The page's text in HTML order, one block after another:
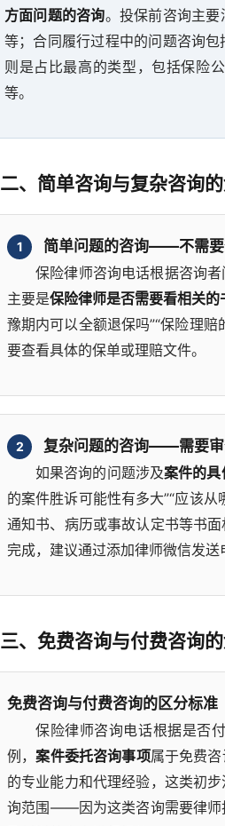
方面问题的咨询。投保前咨询主
等；合同履行过程中的问题咨询
则是占比最高的类型，包括保险
等。
二、简单咨询与复杂咨询
1
简单问题的咨询——不需要
保险律师咨询电话根据咨询
主要是保险律师是否需要看相关的
豫期内可以全额退保吗”“保险理
要查看具体的保单或理赔文件。
2
复杂问题的咨询——需要审
如果咨询的问题涉及案件的
的案件胜诉可能性有多大”“应该
通知书、病历或事故认定书等书
完成，建议通过添加律师微信发送
三、免费咨询与付费咨询
免费咨询与付费咨询的区分标准
保险律师咨询电话根据是否
例，案件委托咨询事项属于免费
的专业能力和代理经验，这类初步
询范围——因为这类咨询需要律师